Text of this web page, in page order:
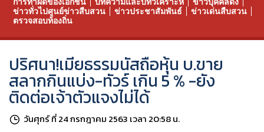
ข่าวทั่วไปศูนย์ข่าวสืบสวน
ข่าวประชาสัมพันธ์
ข่าวเด่นสืบสวน
ตรวจสอบท้องถิ่น
ปริศนา!เมียธรรมนัสถือหุ้น บ.ขาย
สลากกินแบ่ง-ทัวร์ เกิน 5 % -ยัง
ติดต่อเจ้าตัวแจงไม่ได้
วันศุกร์ ที่ 24 กรกฎาคม 2563 เวลา 20:58 น.